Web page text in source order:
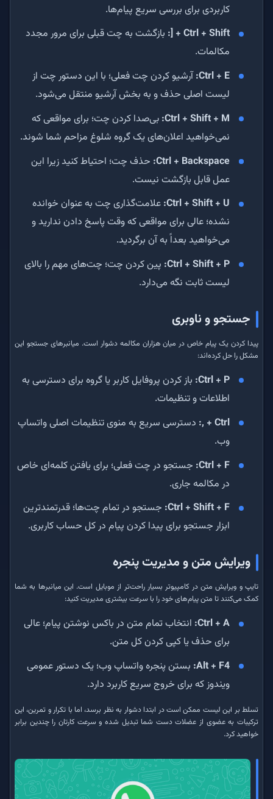
کاربردی برای بررسی سریع پیام‌ها.
Ctrl + Shift + [:
بازگشت به چت قبلی برای مرور مجدد
مکالمات.
Ctrl + E: آرشیو کردن چت فعلی؛ با این دستور چت از
لیست اصلی حذف و به بخش آرشیو منتقل می‌شود.
Ctrl + Shift + M: بی‌صدا کردن چت؛ برای مواقعی که
نمی‌خواهید اعلان‌های یک گروه شلوغ مزاحم شما شوند.
Ctrl + Backspace: حذف چت؛ احتیاط کنید زیرا این
عمل قابل بازگشت نیست.
Ctrl + Shift + U: علامت‌گذاری چت به عنوان خوانده
نشده؛ عالی برای مواقعی که وقت پاسخ دادن ندارید و
می‌خواهید بعداً به آن برگردید.
Ctrl + Shift + P: پین کردن چت؛ چت‌های مهم را بالای
لیست ثابت نگه می‌دارد.
جستجو و ناوبری
پیدا کردن یک پیام خاص در میان هزاران مکالمه دشوار است. میانبرهای جستجو این
مشکل را حل کرده‌اند:
Ctrl + P: باز کردن پروفایل کاربر یا گروه برای دسترسی به
اطلاعات و تنظیمات.
Ctrl + ,:
دسترسی سریع به منوی تنظیمات اصلی واتساپ
وب.
Ctrl + F: جستجو در چت فعلی؛ برای یافتن کلمه‌ای خاص
در مکالمه جاری.
Ctrl + Shift + F: جستجو در تمام چت‌ها؛ قدرتمندترین
ابزار جستجو برای پیدا کردن پیام در کل حساب کاربری.
ویرایش متن و مدیریت پنجره
تایپ و ویرایش متن در کامپیوتر بسیار راحت‌تر از موبایل است. این میانبرها به شما
کمک می‌کنند تا متن پیام‌های خود را با سرعت بیشتری مدیریت کنید:
Ctrl + A: انتخاب تمام متن در باکس نوشتن پیام؛ عالی
برای حذف یا کپی کردن کل متن.
Alt + F4: بستن پنجره واتساپ وب؛ یک دستور عمومی
ویندوز که برای خروج سریع کاربرد دارد.
تسلط بر این لیست ممکن است در ابتدا دشوار به نظر برسد، اما با تکرار و تمرین، این
ترکیبات به عضوی از عضلات دست شما تبدیل شده و سرعت کارتان را چندین برابر
خواهید کرد.